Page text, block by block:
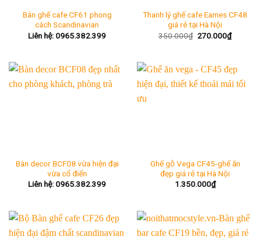
Bàn ghế cafe CF61 phong
cách Scandinavian
Liên hệ: 0965.382.399
Thanh lý ghế cafe Eames CF48
giá rẻ tại Hà Nội
350.000₫ Giá
270.000₫Giá
hiện
Bàn decor BCF08 vừa hiện đại
vừa cổ điển
Liên hệ: 0965.382.399
Ghế gỗ Vega CF45-ghế ăn
đẹp giá rẻ tại Hà Nội
1.350.000₫